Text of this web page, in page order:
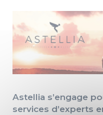
Astellia s’engage
services d’experts